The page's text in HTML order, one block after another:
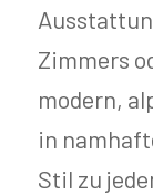
Zimmers
modern,
in
Stil zu